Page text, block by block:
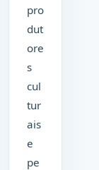
pro
dut
ore
s
cul
tur
ais
e
pe